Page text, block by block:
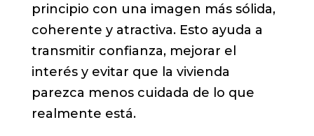
principio con una imagen más sólida,
coherente y atractiva. Esto ayuda a
transmitir confianza, mejorar el
interés y evitar que la vivienda
parezca menos cuidada de lo que
realmente está.